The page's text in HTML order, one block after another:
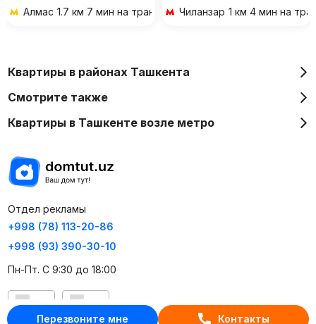
Перезвоните мне Контакты
Алмас 1.7 км 7 мин на транспортеЧиланзар 1 км 4 мин на
Квартиры в районах Ташкента
Смотрите также
Квартиры в Ташкенте возле метро
Отдел рекламы
+998 (78) 113-20-86
+998 (93) 390-30-10
Пн-Пт. С 9:30 до 18:00
RU UZ